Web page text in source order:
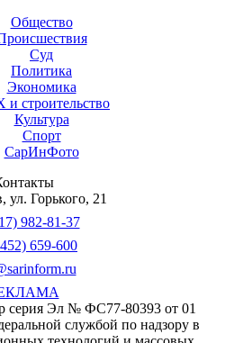
Общество
Суд
Политика
Экономика
строительство
Культура
Спорт
СарИнФото
ул. Горького, 21
982-81-37
659-600
серия Эл № ФС77-80393 от 01
службой по надзору в